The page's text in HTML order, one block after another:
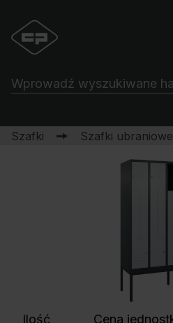
Szafki Szafki ubraniowe
Ilość Cena